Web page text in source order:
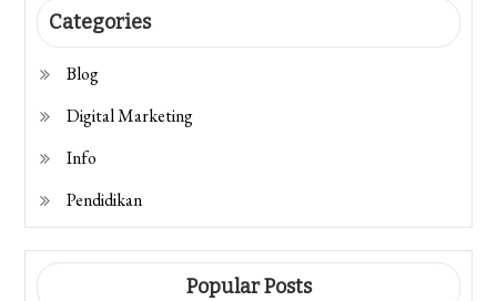
Categories
Blog
Digital Marketing
Info
Pendidikan
Popular Posts